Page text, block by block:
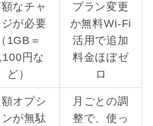
なチャ
が必要
（1GB＝
円な
ど）
プラン変更
か無料Wi-Fi
活用で追加
料金ほぼゼ
ロ
オプシ
ンが無駄
月ごとの調
整で、使っ